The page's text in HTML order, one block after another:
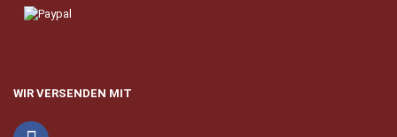
WIR VERSENDEN MIT